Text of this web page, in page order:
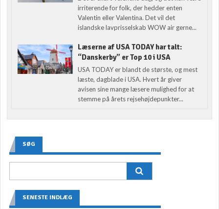
irriterende for folk, der hedder enten
Valentin eller Valentina. Det vil det
islandske lavprisselskab WOW air gerne...
Læserne af USA TODAY har talt:
“Danskerby” er Top 10 i USA
USA TODAY er blandt de største, og mest
læste, dagblade i USA. Hvert år giver
avisen sine mange læsere mulighed for at
stemme på årets rejsehøjdepunkter...
SØG
SENESTE INDLÆG